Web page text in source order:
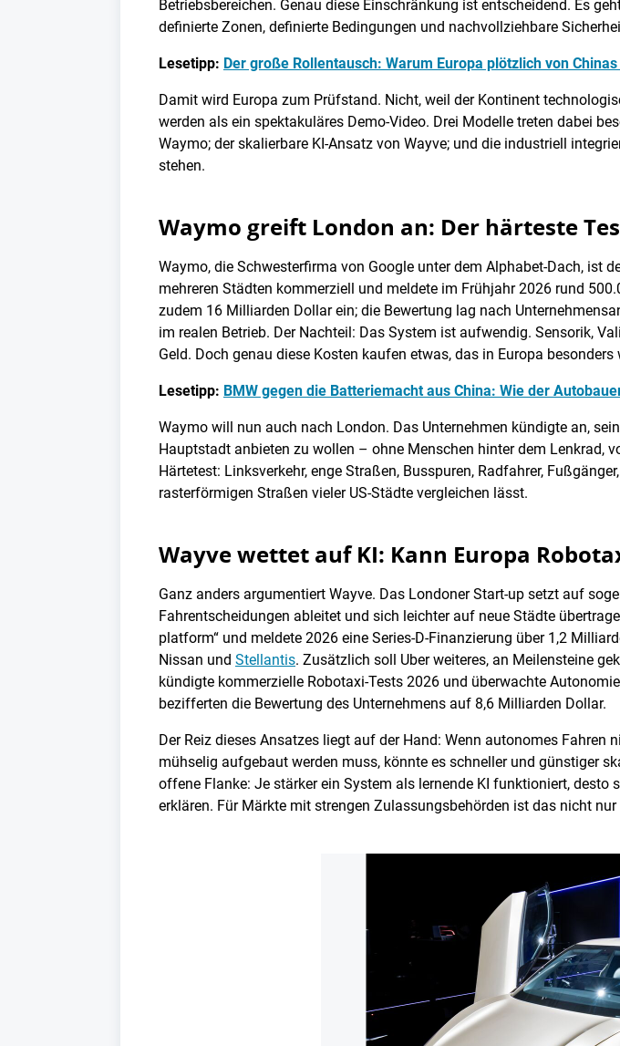
Betriebsbereichen. Genau diese Einschränkung ist entscheidend. Es
definierte Zonen, definierte Bedingungen und nachvollziehbare
Lesetipp: Der große Rollentausch: Warum Europa plötzlich von
Damit wird Europa zum Prüfstand. Nicht, weil der Kontinent
werden als ein spektakuläres Demo-Video. Drei Modelle treten dabei
Waymo; der skalierbare KI-Ansatz von Wayve; und die industriell
stehen.
Waymo greift London an: Der härteste
Waymo, die Schwesterfirma von Google unter dem Alphabet-Dach, ist
mehreren Städten kommerziell und meldete im Frühjahr 2026 rund
zudem 16 Milliarden Dollar ein; die Bewertung lag nach
im realen Betrieb. Der Nachteil: Das System ist aufwendig. Sensorik,
Geld. Doch genau diese Kosten kaufen etwas, das in Europa
Lesetipp: BMW gegen die Batteriemacht aus China: Wie der
Waymo will nun auch nach London. Das Unternehmen kündigte an,
Hauptstadt anbieten zu wollen – ohne Menschen hinter dem Lenkrad,
Härtetest: Linksverkehr, enge Straßen, Busspuren, Radfahrer,
rasterförmigen Straßen vieler US-Städte vergleichen lässt.
Wayve wettet auf KI: Kann Europa
Ganz anders argumentiert Wayve. Das Londoner Start-up setzt auf
Fahrentscheidungen ableitet und sich leichter auf neue Städte
platform“ und meldete 2026 eine Series-D-Finanzierung über 1,2
Nissan und Stellantis. Zusätzlich soll Uber weiteres, an Meilensteine
kündigte kommerzielle Robotaxi-Tests 2026 und überwachte
bezifferten die Bewertung des Unternehmens auf 8,6 Milliarden Dollar.
Der Reiz dieses Ansatzes liegt auf der Hand: Wenn autonomes
mühselig aufgebaut werden muss, könnte es schneller und günstiger
offene Flanke: Je stärker ein System als lernende KI funktioniert,
erklären. Für Märkte mit strengen Zulassungsbehörden ist das nicht